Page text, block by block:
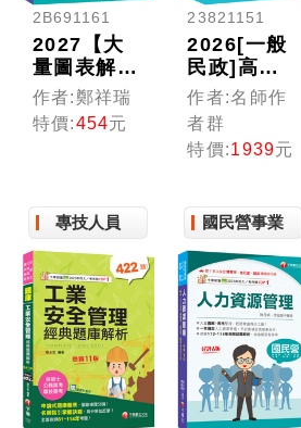
2B691161
2027【大
量圖表解
說】電工機
械(電機機
械)致勝攻
中油／北捷
／高普考／
各類特考］
作者:鄭祥瑞
特價:454元
23821151
2026[一般
民政]高考
三級/地方
三等課文版
套書：羅列
歷年重點考
全方位參考
書
作者:名師作
者群
特價:1939元
專技人員 國民營事業